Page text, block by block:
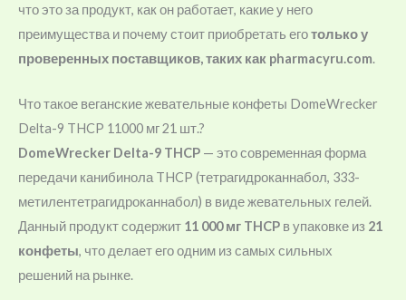
что это за продукт, как он работает, какие у него
преимущества и почему стоит приобретать еготолько у
проверенных поставщиков, таких как pharmacyru.com.
Что такое веганские жевательные конфеты DomeWrecker
Delta-9 THCP 11000 мг 21 шт.?
DomeWrecker Delta-9 THCP — это современная форма
передачи канибинола THCP (тетрагидроканнабол, 333-
метилентетрагидроканнабол) в виде жевательных гелей.
Данный продукт содержит 11 000 мг THCP в упаковке из 21
конфеты, что делает его одним из самых сильных
решений на рынке.